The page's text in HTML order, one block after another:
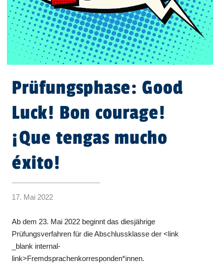
Prüfungsphase: Good
Luck! Bon courage!
¡Que tengas mucho
éxito!
17. Mai 2022
Ab dem 23. Mai 2022 beginnt das diesjährige
Prüfungsverfahren für die Abschlussklasse der <link
_blank internal-
link>Fremdsprachenkorresponden*innen.